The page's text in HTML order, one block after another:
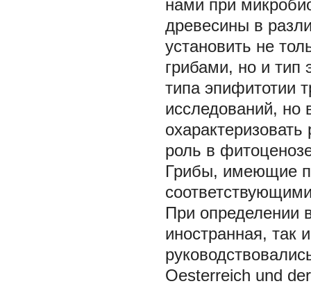
нами при
древесины в
установить не
грибами, но и
типа эпифитотии
исследований, но
роль в
Грибы, имеющие
При определении
иностранная, так
Oesterreich und